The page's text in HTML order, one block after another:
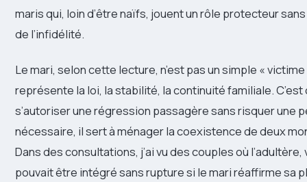
maris qui, loin d’être naïfs, jouent un rôle protecteur
de l’infidélité.
Le mari, selon cette lecture, n’est pas un simple «
représente la loi, la stabilité, la continuité familiale.
s’autoriser une régression passagère sans risquer une
nécessaire, il sert à ménager la coexistence de deux
Dans des consultations, j’ai vu des couples où
pouvait être intégré sans rupture si le mari réaffirme sa